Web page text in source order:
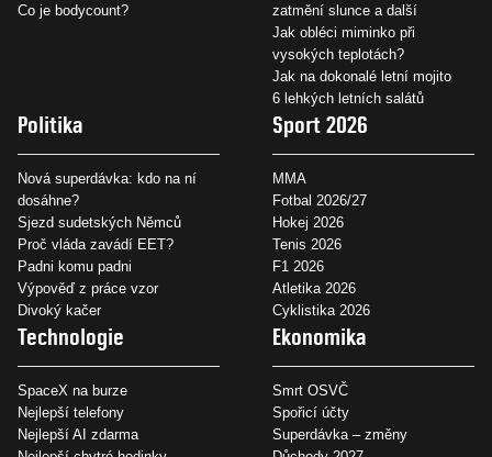
Co je bodycount?
zatmění slunce a další
Jak obléci miminko při
vysokých teplotách?
Jak na dokonalé letní mojito
6 lehkých letních salátů
Politika
Nová superdávka: kdo na ní
dosáhne?
Sjezd sudetských Němců
Proč vláda zavádí EET?
Padni komu padni
Výpověď z práce vzor
Divoký kačer
Sport 2026
MMA
Fotbal 2026/27
Hokej 2026
Tenis 2026
F1 2026
Atletika 2026
Cyklistika 2026
Technologie
SpaceX na burze
Nejlepší telefony
Nejlepší AI zdarma
Ekonomika
Smrt OSVČ
Spořicí účty
Superdávka – změny